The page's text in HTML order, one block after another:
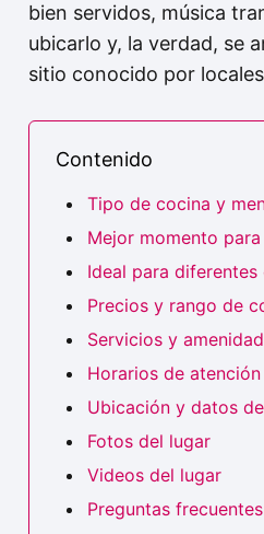
bien servidos, música
ubicarlo y, la verdad, se
sitio conocido por
Contenido
Tipo de cocina y
Mejor momento
Ideal para diferentes
Precios y rango de
Servicios y
Horarios de atención
Ubicación y datos
Fotos del lugar
Videos del lugar
Preguntas